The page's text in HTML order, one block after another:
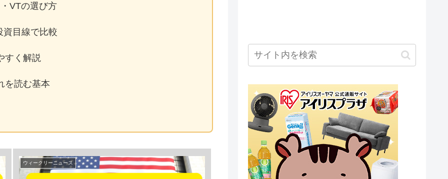
VTの選び方
資目線で比較
すく解説
を読む基本
ウィークリーニュース